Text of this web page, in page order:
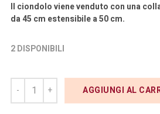
Il ciondolo viene venduto con una
da 45 cm estensibile a 50 cm.
2 DISPONIBILI
AGGIUNGI AL